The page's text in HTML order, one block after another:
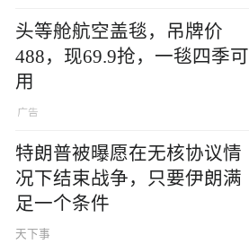
头等舱航空盖毯，吊牌价
488，现69.9抢，一毯四季可
用
特朗普被曝愿在无核协议情
况下结束战争，只要伊朗满
足一个条件
天下事